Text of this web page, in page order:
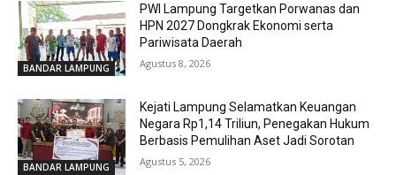
BANDAR LAMPUNG
PWI Lampung Targetkan Porwanas dan
HPN 2027 Dongkrak Ekonomi serta
Pariwisata Daerah
Agustus 8, 2026
BANDAR LAMPUNG
Kejati Lampung Selamatkan Keuangan
Negara Rp1,14 Triliun, Penegakan Hukum
Berbasis Pemulihan Aset Jadi Sorotan
Agustus 5, 2026